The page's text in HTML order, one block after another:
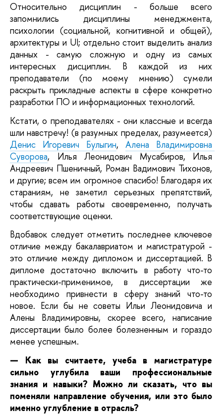
Относительно дисциплин - больше всего
запомнились дисциплины менеджмента,
психологии (социальной, когнитивной и общей),
архитектуры и UI; отдельно стоит выделить анализ
данных - самую сложную и одну из самых
интересных дисциплин. В каждой из них
преподаватели (по моему мнению) сумели
раскрыть прикладные аспекты в сфере конкретно
разработки ПО и информационных технологий.
Кстати, о преподавателях - они классные и всегда
Денис Игоревич Булыгин, Алена Владимировна
Суворова, Илья Леонидович Мусабиров, Илья
Андреевич Пшеничный, Роман Вадимович Тихонов,
и другие; всем им огромное спасибо! Благодаря их
стараниям, не заметил серьезных препятствий,
чтобы сдавать работы своевременно, получать
соответствующие оценки.
Вдобавок следует отметить последнее ключевое
отличие между бакалавриатом и магистратурой -
это отличие между дипломом и диссертацией. В
дипломе достаточно включить в работу что-то
практически-применимое, в диссертации же
необходимо привнести в сферу знаний что-то
новое. Если бы не советы Ильи Леонидовича и
Алены Владимировны, скорее всего, написание
диссертации было более болезненным и гораздо
менее успешным.
— Как вы считаете, учеба в магистратуре
сильно углубила ваши профессиональные
знания и навыки? Можно ли сказать, что вы
поменяли направление обучения, или это было
именно углубление в отрасль?